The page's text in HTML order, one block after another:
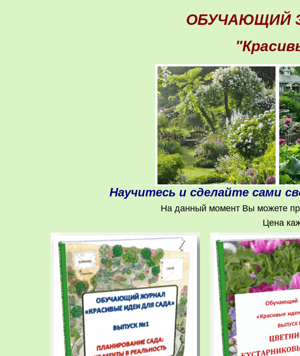
ОБУЧАЮЩИЙ
Научитесь и сделайте сами
На данный момент Вы можете
Цена